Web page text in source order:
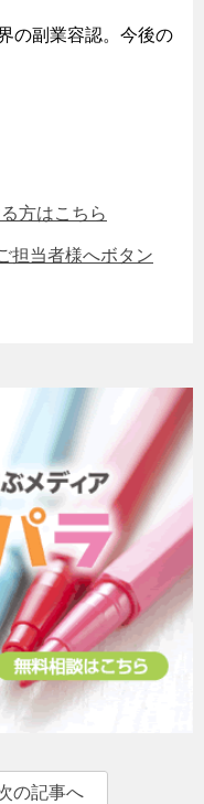
の副業容認。今後の
の記事へ